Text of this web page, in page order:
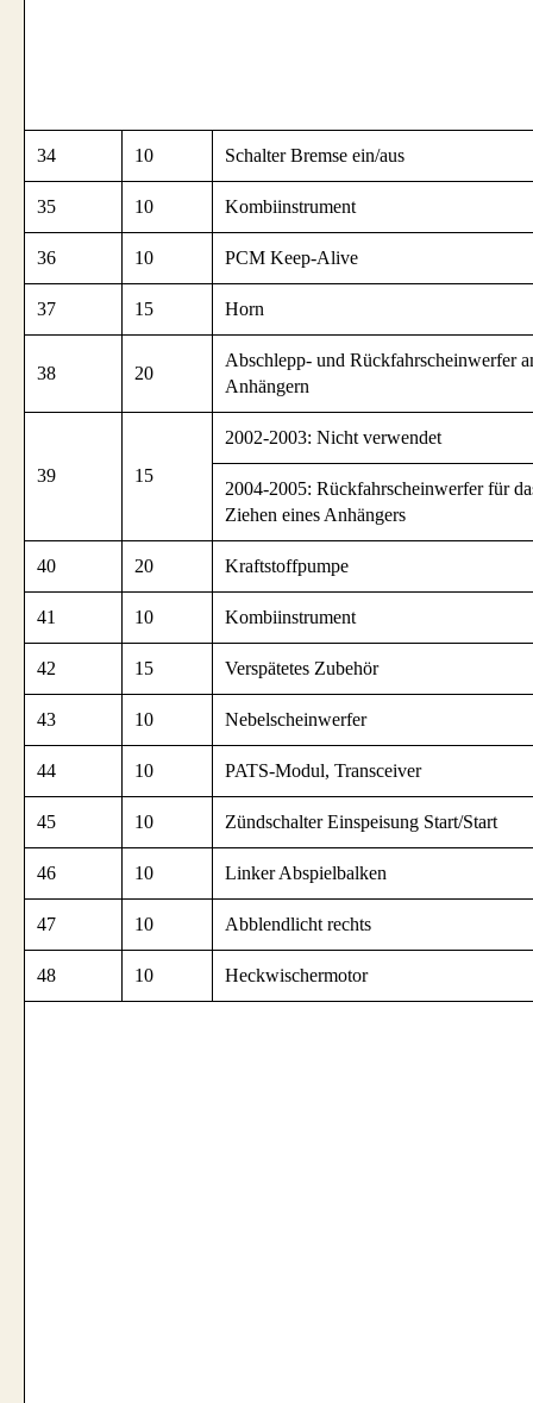
34 10 Schalter Bremse ein/aus
35 10 Kombiinstrument
36 10 PCM Keep-Alive
37 15 Horn
38 20
Abschlepp- und Rückfahrscheinwerfer
Anhängern
39 15
2002-2003: Nicht verwendet
2004-2005: Rückfahrscheinwerfer für
Ziehen eines Anhängers
40 20 Kraftstoffpumpe
41 10 Kombiinstrument
42 15 Verspätetes Zubehör
43 10 Nebelscheinwerfer
44 10 PATS-Modul, Transceiver
45 10 Zündschalter Einspeisung Start/Start
46 10 Linker Abspielbalken
47 10 Abblendlicht rechts
48 10 Heckwischermotor